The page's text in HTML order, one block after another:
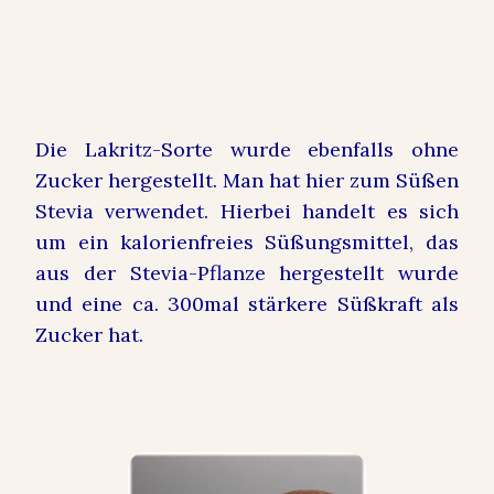
Die Lakritz-Sorte wurde ebenfalls ohne
Zucker hergestellt. Man hat hier zum Süßen
Stevia verwendet. Hierbei handelt es sich
um ein kalorienfreies Süßungsmittel, das
aus der Stevia-Pflanze hergestellt wurde
und eine ca. 300mal stärkere Süßkraft als
Zucker hat.